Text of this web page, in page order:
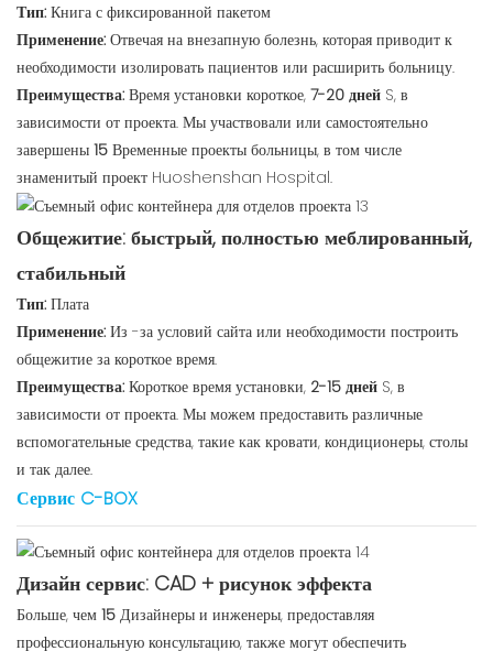
Тип: Книга с фиксированной пакетом
Применение: Отвечая на внезапную болезнь, которая приводит к
необходимости изолировать пациентов или расширить больницу.
Преимущества: Время установки короткое, 7-20 дней S, в
зависимости от проекта. Мы участвовали или самостоятельно
завершены 15 Временные проекты больницы, в том числе
знаменитый проект Huoshenshan Hospital.
Общежитие: быстрый, полностью меблированный,
стабильный
Тип: Плата
Применение: Из -за условий сайта или необходимости построить
общежитие за короткое время.
Преимущества: Короткое время установки, 2-15 дней S, в
зависимости от проекта. Мы можем предоставить различные
вспомогательные средства, такие как кровати, кондиционеры, столы
и так далее.
Сервис C-BOX
Дизайн сервис: CAD + рисунок эффекта
Больше, чем 15 Дизайнеры и инженеры, предоставляя
профессиональную консультацию, также могут обеспечить